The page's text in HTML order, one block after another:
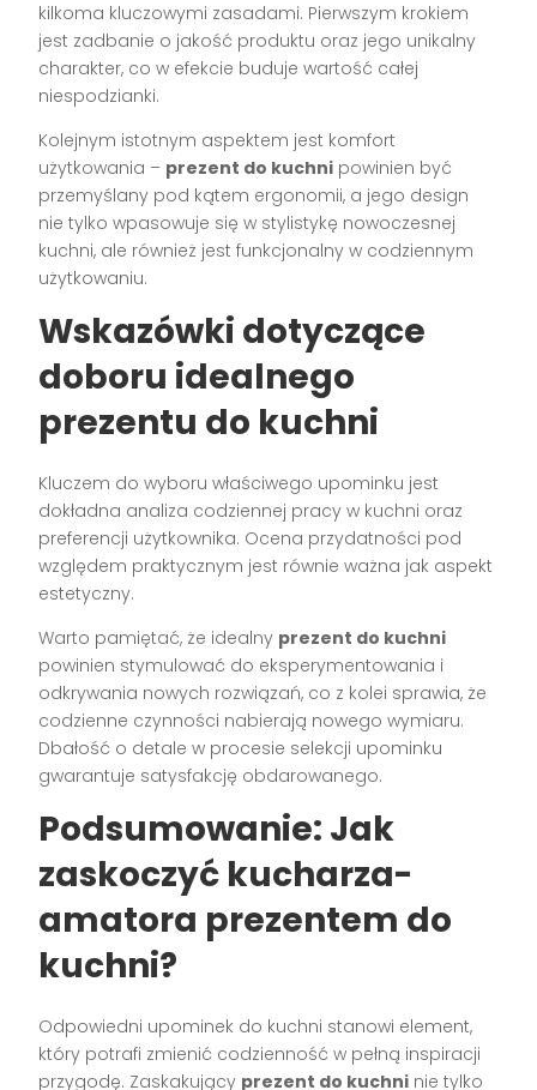
kilkoma kluczowymi zasadami. Pierwszym krokiem
jest zadbanie o jakość produktu oraz jego unikalny
charakter, co w efekcie buduje wartość całej
niespodzianki.
Kolejnym istotnym aspektem jest komfort
użytkowania – prezent do kuchni powinien być
przemyślany pod kątem ergonomii, a jego design
nie tylko wpasowuje się w stylistykę nowoczesnej
kuchni, ale również jest funkcjonalny w codziennym
użytkowaniu.
Wskazówki dotyczące
doboru idealnego
prezentu do kuchni
Kluczem do wyboru właściwego upominku jest
dokładna analiza codziennej pracy w kuchni oraz
preferencji użytkownika. Ocena przydatności pod
względem praktycznym jest równie ważna jak aspekt
estetyczny.
Warto pamiętać, że idealny prezent do kuchni
powinien stymulować do eksperymentowania i
odkrywania nowych rozwiązań, co z kolei sprawia, że
codzienne czynności nabierają nowego wymiaru.
Dbałość o detale w procesie selekcji upominku
gwarantuje satysfakcję obdarowanego.
Podsumowanie: Jak
zaskoczyć kucharza-
amatora prezentem do
kuchni?
Odpowiedni upominek do kuchni stanowi element,
który potrafi zmienić codzienność w pełną inspiracji
przygodę. Zaskakujący prezent do kuchni nie tylko